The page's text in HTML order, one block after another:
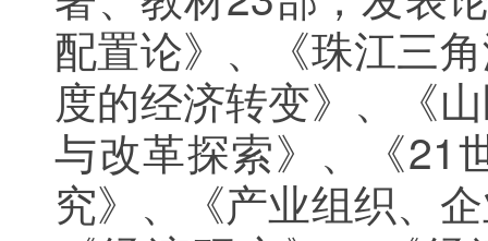
配置论》、《珠江三
度的经济转变》、《
与改革探索》、《21
究》、《产业组织、